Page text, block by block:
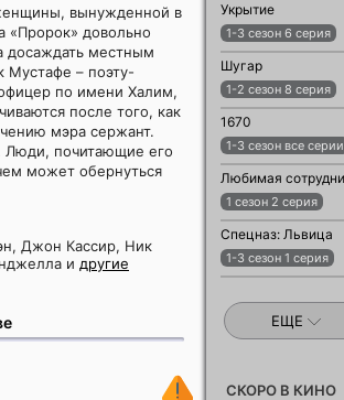
вынужденной в
«Пророк» довольно
досаждать местным
Мустафе – поэту-
по имени Халим,
после того, как
мэра сержант.
Люди, почитающие его
может обернуться
Джон Кассир, Ник
и другие
Укрытие
1-3 сезон 6 серия
Шугар
1-2 сезон 8 серия
1670
1-3 сезон все серии
1 сезон 2 серия
Спецназ: Львица
1-3 сезон 1 серия
ЕЩЕ
СКОРО В КИНО